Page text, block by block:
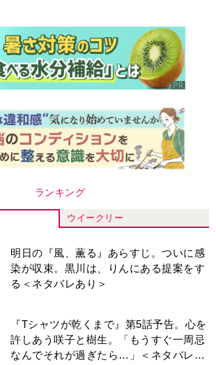
ランキング
ウイークリー
明日の『風、薫る』あらすじ。ついに感
染が収束。黒川は、りんにある提案をす
る＜ネタバレあり＞
『Tシャツが乾くまで』第5話予告。心を
許しあう咲子と樹生。「もうすぐ一周忌
なんでそれが過ぎたら…」＜ネタバレあ